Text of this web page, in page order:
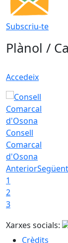
Subscriu-te
Plànol /
Accedeix
Consell
Comarcal
d'Osona
AnteriorSegüent
1
2
3
Xarxes socials:
Crèdits